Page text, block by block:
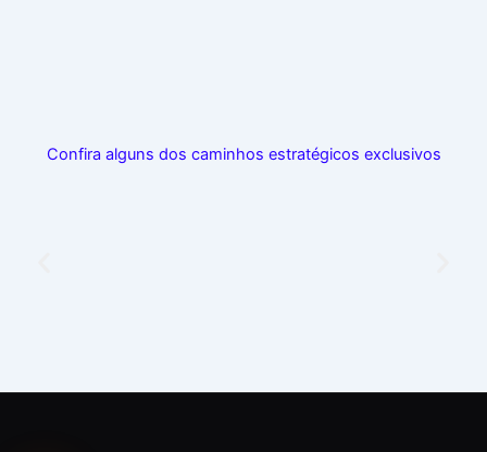
Confira alguns dos caminhos estratégicos exclusivos